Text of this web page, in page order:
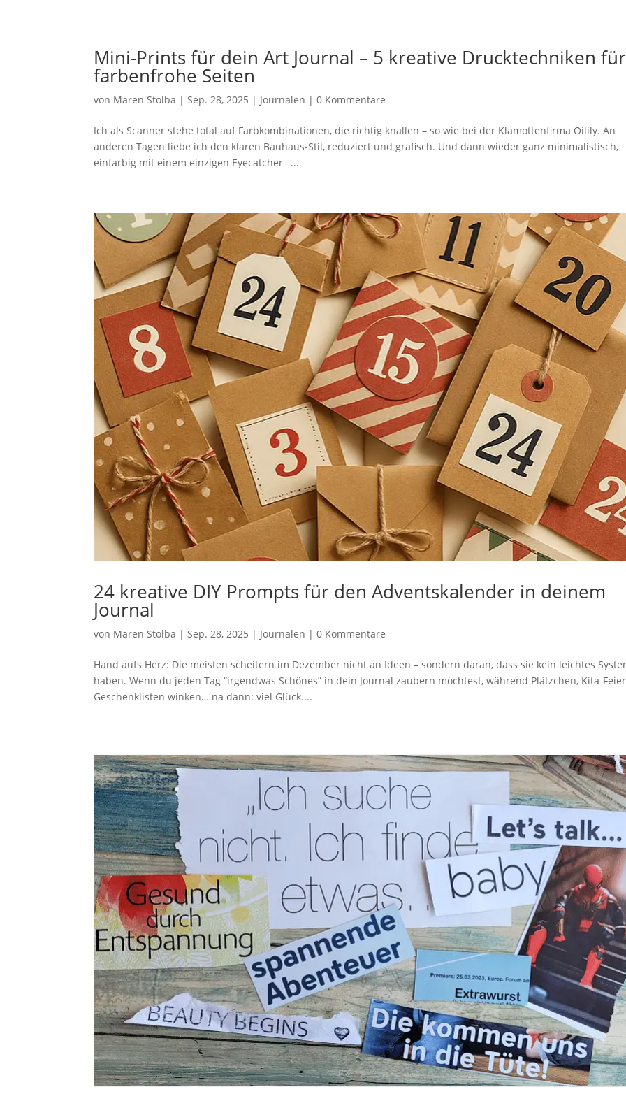
Mini-Prints für dein Art Journal – 5 kreative Drucktechniken für
farbenfrohe Seiten
von Maren Stolba |Sep. 28, 2025 | Journalen |0 Kommentare
Ich als Scanner stehe total auf Farbkombinationen, die richtig knallen – so wie bei der Klamottenfirma Oilily. An
anderen Tagen liebe ich den klaren Bauhaus-Stil, reduziert und grafisch. Und dann wieder ganz minimalistisch,
einfarbig mit einem einzigen Eyecatcher –...
24 kreative DIY Prompts für den Adventskalender in deinem
Journal
von Maren Stolba |Sep. 28, 2025 | Journalen |0 Kommentare
Hand aufs Herz: Die meisten scheitern im Dezember nicht an Ideen – sondern daran, dass sie kein leichtes
haben. Wenn du jeden Tag “irgendwas Schönes” in dein Journal zaubern möchtest, während Plätzchen, Kita-
Geschenklisten winken… na dann: viel Glück....